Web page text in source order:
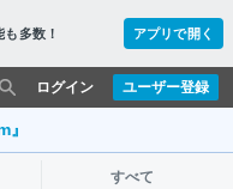
多数！ アプリで開く
ユーザー登録
ログイン
すべて